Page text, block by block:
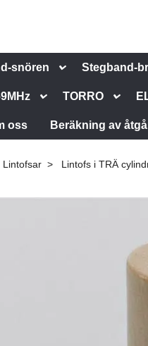
snören Stegband-
TORRO
oss Beräkning av
Lintofsar Lintofs i TRÄ